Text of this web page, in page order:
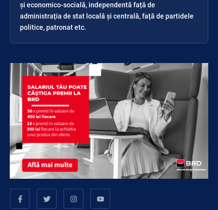
și economico-socială, independentă față de
administrația de stat locală și centrală, față de partidele
politice, patronat etc.